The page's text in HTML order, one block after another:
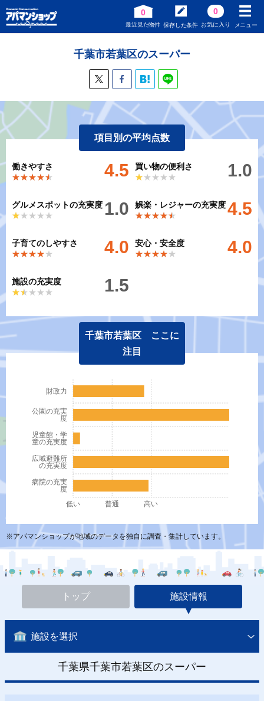
0
最近見た物件 保存した条件
0
お気に入り メニュー
千葉市若葉区のスーパー
項目別の平均点数
働きやすさ
★★★★★
★★★★★ 4.5
買い物の便利さ
★★★★★
★★★★★ 1.0
グルメスポットの充実度
★★★★★
★★★★★ 1.0
娯楽・レジャーの充実度
★★★★★
★★★★★ 4.5
子育てのしやすさ
★★★★★
★★★★★ 4.0
安心・安全度
★★★★★
★★★★★ 4.0
施設の充実度
★★★★★
★★★★★ 1.5
千葉市若葉区 ここに
注目
病院の充実
度
広域避難所
の充実度
児童館・学
童の充実度
公園の充実
度
財政力
低い 普通 高い
※アパマンショップが地域のデータを独自に調査・集計しています。
トップ 施設情報
施設を選択
千葉県千葉市若葉区のスーパー